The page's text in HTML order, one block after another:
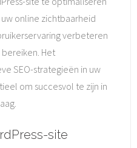
online zichtbaarheid
verbeteren
Het
SEO-strategieën in uw
om succesvol te zijn in
site